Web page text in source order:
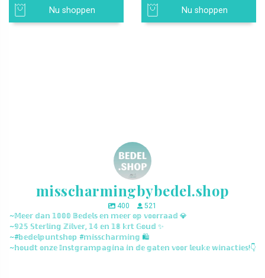
Nu shoppen Nu shoppen
misscharmingbybedel.shop
400
521
~𝕄𝕖𝕖𝕣 𝕕𝕒𝕟 𝟙𝟘𝟘𝟘 𝔹𝕖𝕕𝕖𝕝𝕤 𝕖𝕟 𝕞𝕖𝕖𝕣 𝕠𝕡 𝕧𝕠𝕠𝕣𝕣𝕒𝕒𝕕 💎
~𝟡𝟚𝟝 𝕊𝕥𝕖𝕣𝕝𝕚𝕟𝕘 ℤ𝕚𝕝𝕧𝕖𝕣, 𝟙𝟜 𝕖𝕟 𝟙𝟠 𝕜𝕣𝕥 𝔾𝕠𝕦𝕕 ✨
~#𝕓𝕖𝕕𝕖𝕝𝕡𝕦𝕟𝕥𝕤𝕙𝕠𝕡 #𝕞𝕚𝕤𝕤𝕔𝕙𝕒𝕣𝕞𝕚𝕟𝕘 🛍️
~𝕙𝕠𝕦𝕕𝕥 𝕠𝕟𝕫𝕖 𝕀𝕟𝕤𝕥𝕘𝕣𝕒𝕞𝕡𝕒𝕘𝕚𝕟𝕒 𝕚𝕟 𝕕𝕖 𝕘𝕒𝕥𝕖𝕟 𝕧𝕠𝕠𝕣 𝕝𝕖𝕦𝕜𝕖 𝕨𝕚𝕟𝕒𝕔𝕥𝕚𝕖𝕤!👇